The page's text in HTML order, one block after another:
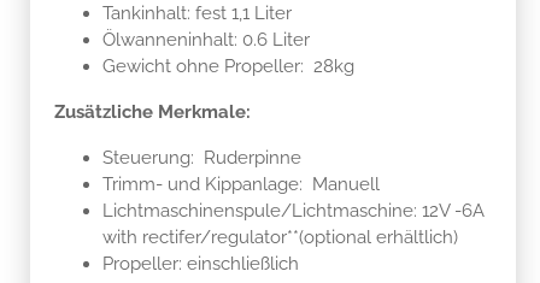
Tankinhalt: fest 1,1 Liter
Ölwanneninhalt: 0.6 Liter
Gewicht ohne Propeller: 28kg
Zusätzliche Merkmale:
Steuerung: Ruderpinne
Trimm- und Kippanlage: Manuell
Lichtmaschinenspule/Lichtmaschine: 12V -6A
with rectifer/regulator**(optional erhältlich)
Propeller: einschließlich